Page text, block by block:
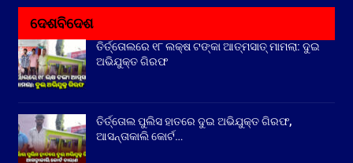
ଦେଶବିଦେଶ
ତିର୍ତ୍ତୋଲରେ ୧୮ ଲକ୍ଷ ଟଙ୍କା ଆତ୍ମସାତ୍ ମାମଲା: ଦୁଇ
ଅଭିଯୁକ୍ତ ଗିରଫ
ତିର୍ତ୍ତୋଲ ପୁଲିସ ହାତରେ ଦୁଇ ଅଭିଯୁକ୍ତ ଗିରଫ,
ଆସନ୍ତାକାଲି କୋର୍ଟ…